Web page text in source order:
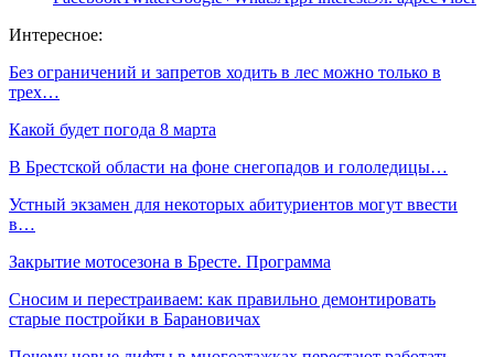
Интересное:
Без ограничений и запретов ходить в лес можно только в
трех…
Какой будет погода 8 марта
В Брестской области на фоне снегопадов и гололедицы…
Устный экзамен для некоторых абитуриентов могут ввести
в…
Закрытие мотосезона в Бресте. Программа
Сносим и перестраиваем: как правильно демонтировать
старые постройки в Барановичах